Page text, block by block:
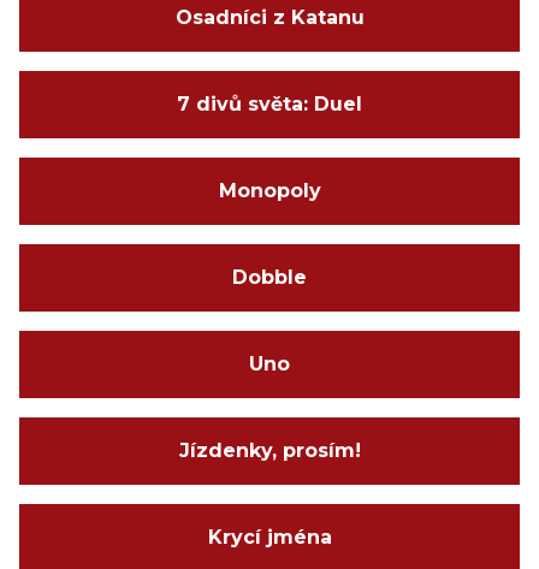
Osadníci z Katanu
7 divů světa: Duel
Monopoly
Dobble
Uno
Jízdenky, prosím!
Krycí jména